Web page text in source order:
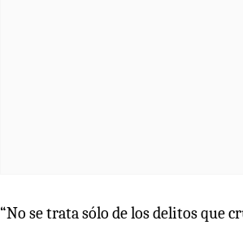
“No se trata sólo de los delitos que